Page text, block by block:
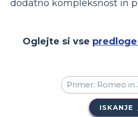
dodatno kompleksnost in
Oglejte si vse
ISKANJE